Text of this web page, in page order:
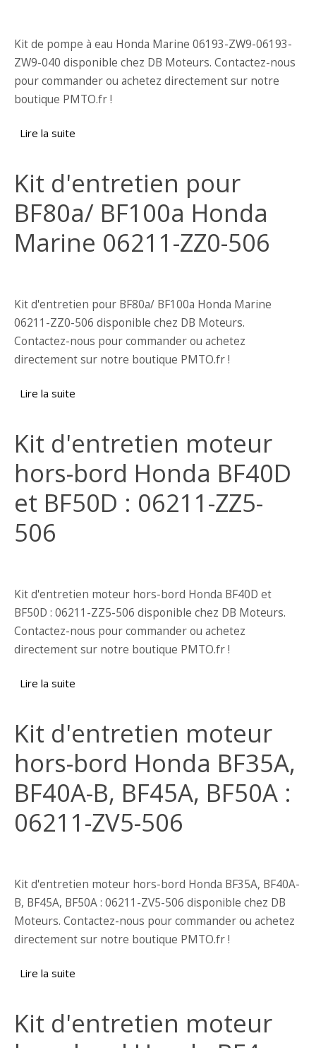
Kit de pompe à eau Honda Marine 06193-ZW9-06193-
ZW9-040 disponible chez DB Moteurs. Contactez-nous
pour commander ou achetez directement sur notre
boutique PMTO.fr !
Lire la suite
Kit d'entretien pour
BF80a/ BF100a Honda
Marine 06211-ZZ0-506
Kit d'entretien pour BF80a/ BF100a Honda Marine
06211-ZZ0-506 disponible chez DB Moteurs.
Contactez-nous pour commander ou achetez
directement sur notre boutique PMTO.fr !
Lire la suite
Kit d'entretien moteur
hors-bord Honda BF40D
et BF50D : 06211-ZZ5-
506
Kit d'entretien moteur hors-bord Honda BF40D et
BF50D : 06211-ZZ5-506 disponible chez DB Moteurs.
Contactez-nous pour commander ou achetez
directement sur notre boutique PMTO.fr !
Lire la suite
Kit d'entretien moteur
hors-bord Honda BF35A,
BF40A-B, BF45A, BF50A :
06211-ZV5-506
Kit d'entretien moteur hors-bord Honda BF35A, BF40A-
B, BF45A, BF50A : 06211-ZV5-506 disponible chez DB
Moteurs. Contactez-nous pour commander ou achetez
directement sur notre boutique PMTO.fr !
Lire la suite
Kit d'entretien moteur